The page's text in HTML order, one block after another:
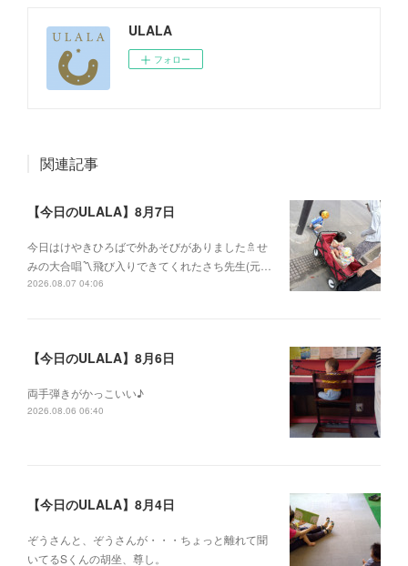
ULALA
フォロー
関連記事
【今日のULALA】8月7日
今日はけやきひろばで外あそびがありました🚿せ
みの大合唱〽飛び入りできてくれたさち先生(元…
2026.08.07 04:06
【今日のULALA】8月6日
両手弾きがかっこいい♪
2026.08.06 06:40
【今日のULALA】8月4日
ぞうさんと、ぞうさんが・・・ちょっと離れて聞
いてるSくんの胡坐、尊し。